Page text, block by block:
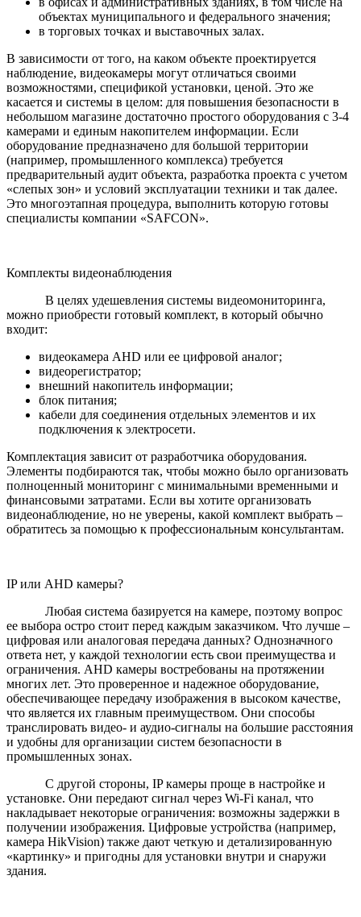
объектах муниципального и федерального значения;
в торговых точках и выставочных залах.
В зависимости от того, на каком объекте проектируется
наблюдение, видеокамеры могут отличаться своими
возможностями, спецификой установки, ценой. Это же
касается и системы в целом: для повышения безопасности в
небольшом магазине достаточно простого оборудования с 3-4
камерами и единым накопителем информации. Если
оборудование предназначено для большой территории
(например, промышленного комплекса) требуется
предварительный аудит объекта, разработка проекта с учетом
«слепых зон» и условий эксплуатации техники и так далее.
Это многоэтапная процедура, выполнить которую готовы
специалисты компании «SAFCON».
Комплекты видеонаблюдения
В целях удешевления системы видеомониторинга,
можно приобрести готовый комплект, в который обычно
входит:
видеокамера AHD или ее цифровой аналог;
видеорегистратор;
внешний накопитель информации;
блок питания;
кабели для соединения отдельных элементов и их
подключения к электросети.
Комплектация зависит от разработчика оборудования.
Элементы подбираются так, чтобы можно было организовать
полноценный мониторинг с минимальными временными и
финансовыми затратами. Если вы хотите организовать
видеонаблюдение, но не уверены, какой комплект выбрать –
обратитесь за помощью к профессиональным консультантам.
IP или AHD камеры?
Любая система базируется на камере, поэтому вопрос
ее выбора остро стоит перед каждым заказчиком. Что лучше –
цифровая или аналоговая передача данных? Однозначного
ответа нет, у каждой технологии есть свои преимущества и
ограничения. AHD камеры востребованы на протяжении
многих лет. Это проверенное и надежное оборудование,
обеспечивающее передачу изображения в высоком качестве,
что является их главным преимуществом. Они способы
транслировать видео- и аудио-сигналы на большие расстояния
и удобны для организации систем безопасности в
промышленных зонах.
С другой стороны, IP камеры проще в настройке и
установке. Они передают сигнал через Wi-Fi канал, что
накладывает некоторые ограничения: возможны задержки в
получении изображения. Цифровые устройства (например,
камера HikVision) также дают четкую и детализированную
«картинку» и пригодны для установки внутри и снаружи
здания.